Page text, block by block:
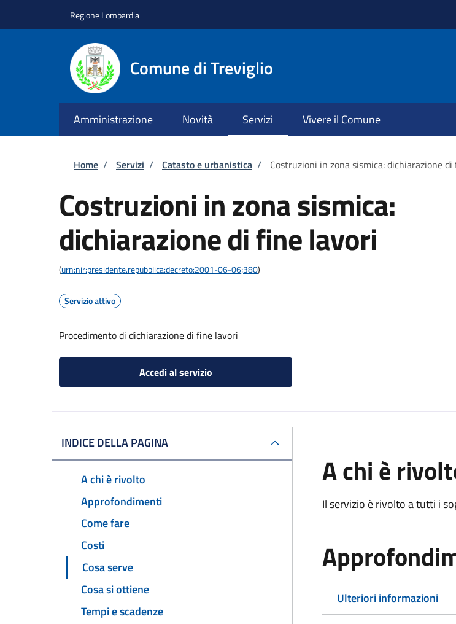
Regione Lombardia
Comune di Treviglio
Amministrazione Novità Servizi Vivere il Comune
Briciole di pane
Home / Servizi / Catasto e urbanistica / Costruzioni in zona sismica: dichiarazione
Costruzioni in zona sismica:
dichiarazione di fine lavori
(urn:nir:presidente.repubblica:decreto:2001-06-06;380)
Servizio attivo
Procedimento di dichiarazione di fine lavori
Accedi al servizio
INDICE DELLA PAGINA
A chi è rivolto
Approfondimenti
Come fare
Costi
Cosa serve
Cosa si ottiene
Tempi e scadenze
A chi è
Il servizio è rivolto a tutti i
Ulteriori informazioni